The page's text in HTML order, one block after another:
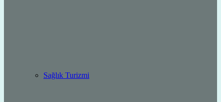
Sağlık Turizmi